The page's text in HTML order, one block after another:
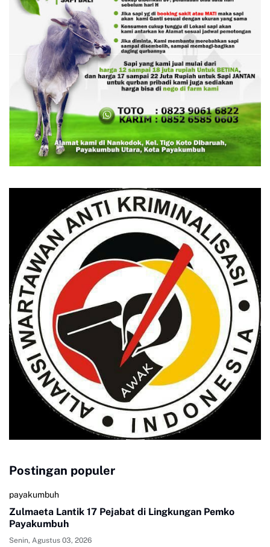
Postingan populer
payakumbuh
Zulmaeta Lantik 17 Pejabat di Lingkungan Pemko
Payakumbuh
Senin, Agustus 03, 2026